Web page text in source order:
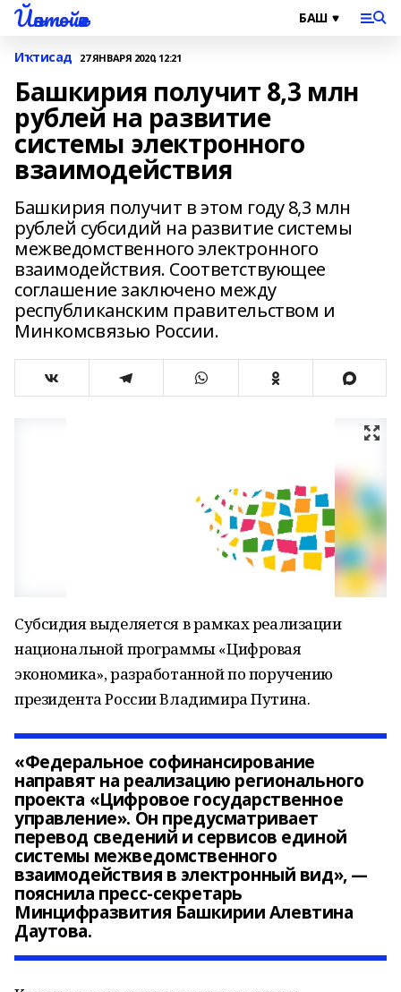
Йәнтөйәк
Иҡтисад 27 ЯНВАРЯ 2020, 12:21
Башкирия получит 8,3 млн
рублей на развитие
системы электронного
взаимодействия
Башкирия получит в этом году 8,3 млн
рублей субсидий на развитие системы
межведомственного электронного
взаимодействия. Соответствующее
соглашение заключено между
республиканским правительством и
Минкомсвязью России.
Субсидия выделяется в рамках реализации
национальной программы «Цифровая
экономика», разработанной по поручению
президента России Владимира Путина.
«Федеральное софинансирование
направят на реализацию регионального
проекта «Цифровое государственное
управление». Он предусматривает
перевод сведений и сервисов единой
системы межведомственного
взаимодействия в электронный вид», —
пояснила пресс-секретарь
Минцифразвития Башкирии Алевтина
Даутова.